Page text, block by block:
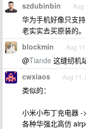
szdubinbin Aug
华为手机好像只支
老实实去买原装的。
blockmin Aug
@Tiande 这缝纫机
cwxiaos Aug 11,
类似的：
小米小布丁充电器 -
各种华强北高仿